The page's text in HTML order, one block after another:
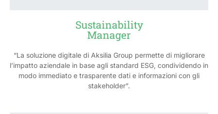
Sustainability
Manager
“La soluzione digitale di Aksilia Group permette di migliorare
l’impatto aziendale in base agli standard ESG, condividendo in
modo immediato e trasparente dati e informazioni con gli
stakeholder”.